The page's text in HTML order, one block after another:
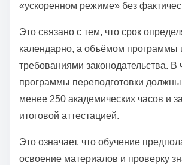
«ускоренном режиме» без
Это связано с тем, что срок
календарно, а объёмом программы
требованиями законодательства. В
программы переподготовки
менее 250 академических часов и
итоговой аттестацией.
Это означает, что обучение
освоение материалов и проверку